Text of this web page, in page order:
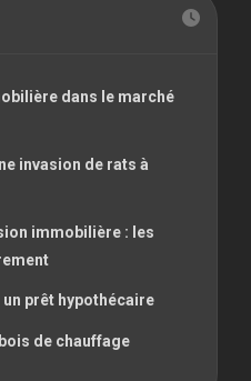
dans le marché
invasion de rats à
immobilière : les
prêt hypothécaire
de chauffage